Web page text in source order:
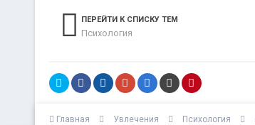
ПЕРЕЙТИ К СПИСКУ ТЕМ
Психология
Главная Увлечения Психология